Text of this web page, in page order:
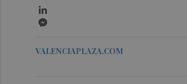
VALENCIAPLAZA.COM